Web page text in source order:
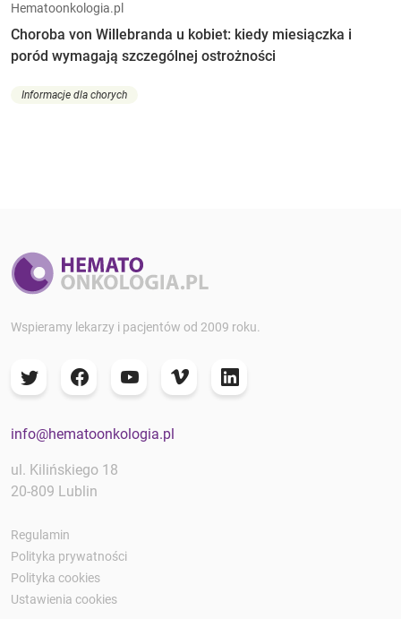
Hematoonkologia.pl
Choroba von Willebranda u kobiet: kiedy miesiączka i
poród wymagają szczególnej ostrożności
Informacje dla chorych
Wspieramy lekarzy i pacjentów od 2009 roku.
info@hematoonkologia.pl
ul. Kilińskiego 18
20-809 Lublin
Regulamin
Polityka prywatności
Polityka cookies
Ustawienia cookies